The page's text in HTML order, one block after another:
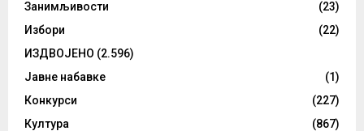
Занимљивости
(23)
Избори
(22)
ИЗДВОЈЕНО (2.596)
Јавне набавке
(1)
Конкурси
(227)
Култура
(867)